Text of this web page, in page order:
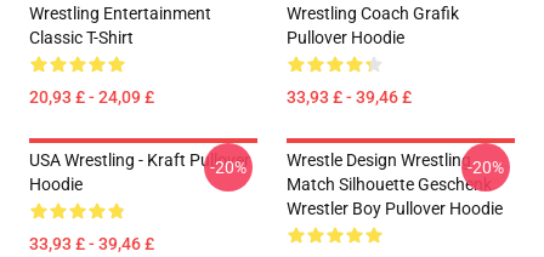
Wrestling Entertainment
Classic T-Shirt
20,93 £ - 24,09 £
Wrestling Coach Grafik
Pullover Hoodie
33,93 £ - 39,46 £
USA Wrestling - Kraft Pullover
Hoodie
33,93 £ - 39,46 £
-20%
Wrestle Design Wrestling
Match Silhouette Geschenk
Wrestler Boy Pullover Hoodie
-20%